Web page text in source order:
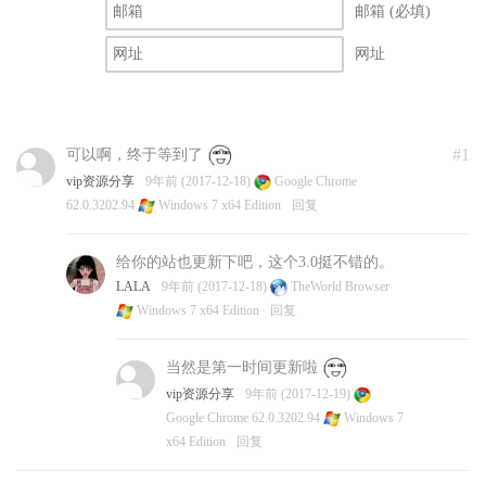
邮箱 (必填)
网址
#1
可以啊，终于等到了
vip资源分享 9年前 (2017-12-18)
Google Chrome
62.0.3202.94
Windows 7 x64 Edition 回复
给你的站也更新下吧，这个3.0挺不错的。
LALA 9年前 (2017-12-18)
TheWorld Browser
Windows 7 x64 Edition
回复
当然是第一时间更新啦
vip资源分享
9年前 (2017-12-19)
Google Chrome 62.0.3202.94
Windows 7
x64 Edition
回复